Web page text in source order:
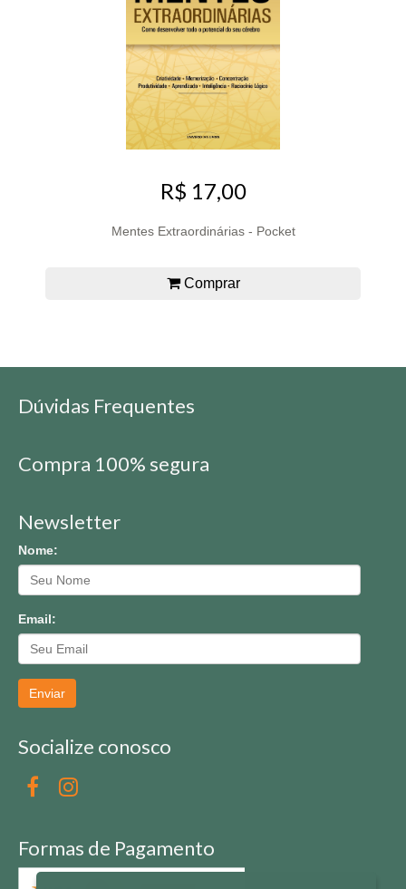
R$ 17,00
Mentes Extraordinárias - Pocket
Comprar
Dúvidas Frequentes
Compra 100% segura
Newsletter
Nome:
Email:
Enviar
Socialize conosco
Formas de Pagamento